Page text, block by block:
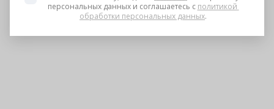
персональных данных и соглашаетесь с политикой
обработки персональных данных.